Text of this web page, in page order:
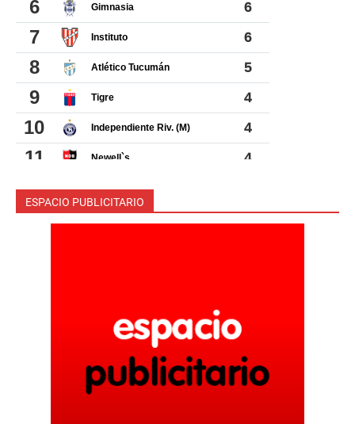
ESPACIO PUBLICITARIO